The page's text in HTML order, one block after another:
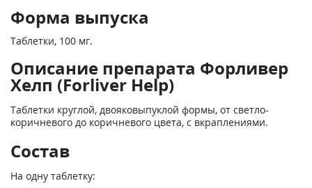
Форма выпуска
Таблетки, 100 мг.
Описание препарата Форливер
Хелп (Forliver Help)
Таблетки круглой, двояковыпуклой формы, от светло-
коричневого до коричневого цвета, с вкраплениями.
Состав
На одну таблетку: